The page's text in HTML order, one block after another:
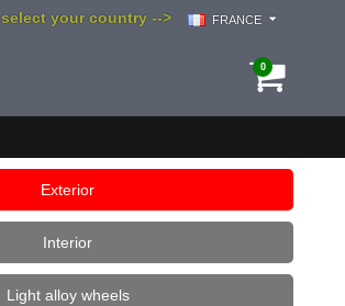
select your country --> FRANCE
0
Exterior
Interior
Light alloy wheels